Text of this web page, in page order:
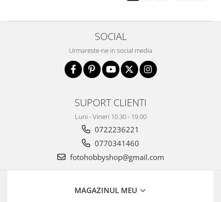
SOCIAL
Urmareste-ne in social media
SUPORT CLIENTI
Luni - Vineri 10.30 - 19.00
0722236221
0770341460
fotohobbyshop@gmail.com
MAGAZINUL MEU